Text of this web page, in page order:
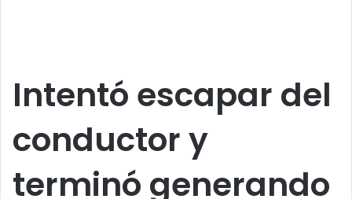
Intentó escapar del
conductor y
terminó generando